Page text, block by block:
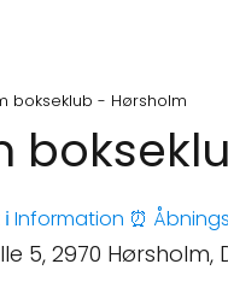
bokseklub - Hørsholm
ℹ️ Information ⏰
5, 2970 Hørsholm,